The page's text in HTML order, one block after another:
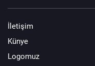
İletişim
Künye
Logomuz